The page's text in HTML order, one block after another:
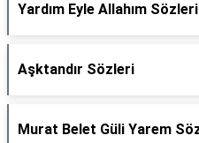
Yardım Eyle Allahım Sözleri
Aşktandır Sözleri
Murat Belet Güli Yarem